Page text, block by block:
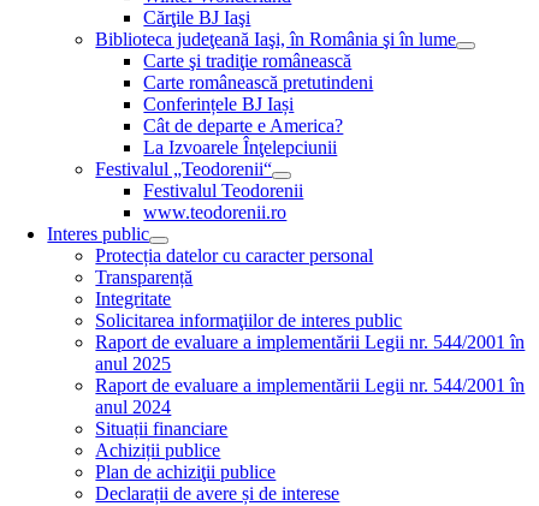
Cărţile BJ Iaşi
Biblioteca judeţeană Iaşi, în România şi în lume
Carte şi tradiţie românească
Carte românească pretutindeni
Conferințele BJ Iași
Cât de departe e America?
La Izvoarele Înţelepciunii
Festivalul „Teodorenii“
Festivalul Teodorenii
www.teodorenii.ro
Interes public
Protecția datelor cu caracter personal
Transparență
Integritate
Solicitarea informaţiilor de interes public
Raport de evaluare a implementării Legii nr. 544/2001 în
anul 2025
Raport de evaluare a implementării Legii nr. 544/2001 în
anul 2024
Situații financiare
Achiziții publice
Plan de achiziţii publice
Declarații de avere și de interese